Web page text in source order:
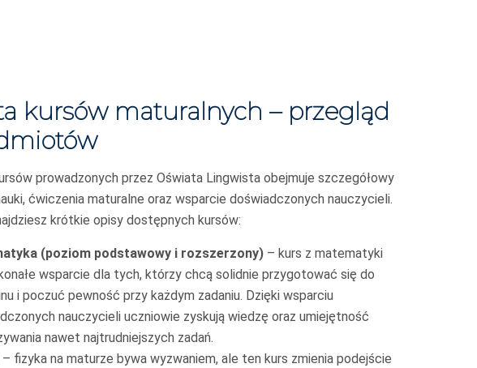
kursów maturalnych – przegląd
prowadzonych przez Oświata Lingwista obejmuje szczegółowy
ćwiczenia maturalne oraz wsparcie doświadczonych nauczycieli.
krótkie opisy dostępnych kursów:
(poziom podstawowy i rozszerzony) – kurs z matematyki
wsparcie dla tych, którzy chcą solidnie przygotować się do
i poczuć pewność przy każdym zadaniu. Dzięki wsparciu
nauczycieli uczniowie zyskują wiedzę oraz umiejętność
nawet najtrudniejszych zadań.
– fizyka na maturze bywa wyzwaniem, ale ten kurs zmienia podejście